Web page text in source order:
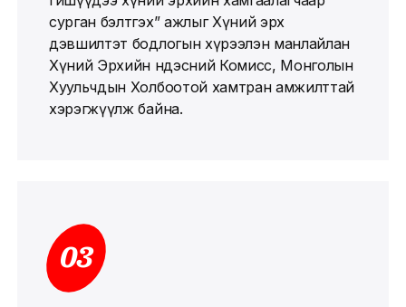
сурган бэлтгэх” ажлыг Хүний эрх
дэвшилтэт бодлогын хүрээлэн манлайлан
Хүний Эрхийн Үндэсний Комисс, Монголын
Хуульчдын Холбоотой хамтран амжилттай
хэрэгжүүлж байна.
03